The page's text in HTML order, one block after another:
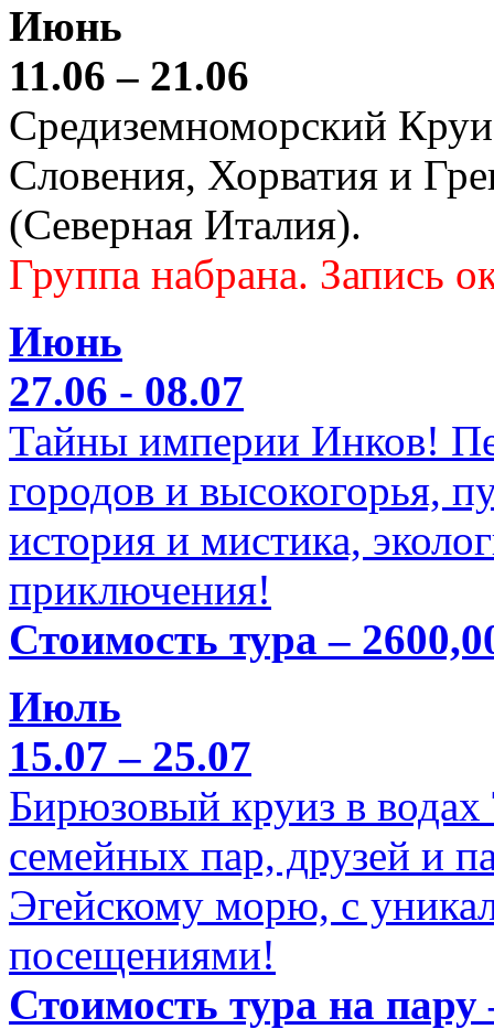
Июнь
11.06 – 21.06
Средиземноморский
Словения, Хорватия и
(Северная Италия).
Группа набрана. Запись
Июнь
27.06 - 08.07
Тайны империи Инков!
городов и высокогорья,
история и мистика,
приключения!
Стоимость тура –
Июль
15.07 – 25.07
Бирюзовый круиз в
семейных пар, друзей и
Эгейскому морю, с
посещениями!
Стоимость тура на пару